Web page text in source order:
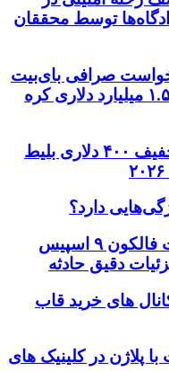
توسط محققان
صرافی بای‌بیت
برای ردیابی دارایی‌های هک ۱.۵ میلیارد دلاری کره
فرصت استثنایی: دریافت تخفیف ۴۰۰ دلاری بلیط
دارد؟
برخورد قطعه غیرفعال راکت فالکون ۹ اسپیس
دقیق حادثه
های خرید قاب
پلاژن در کلینیک های